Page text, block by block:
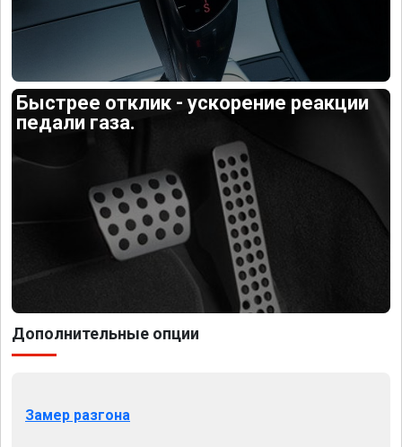
Быстрее отклик - ускорение реакции
педали газа.
Дополнительные опции
Замер разгона